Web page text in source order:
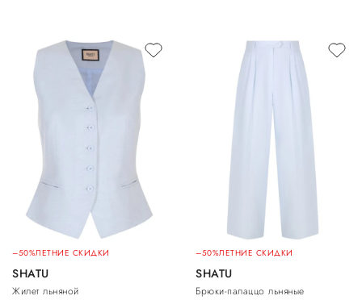
–50%ЛЕТНИЕ СКИДКИ
SHATU
Жилет льняной
–50%ЛЕТНИЕ СКИДКИ
SHATU
Брюки-палаццо льняные